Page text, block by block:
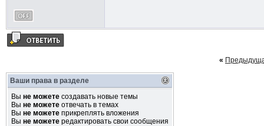
«
Ваши права в разделе
Вы не можетесоздавать новые темы
Вы не можетеотвечать в темах
Вы не можетеприкреплять вложения
Вы не можетередактировать свои сообщения